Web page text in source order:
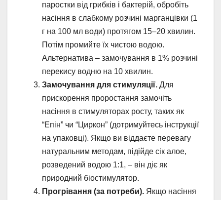
паростки від грибків і бактерій, обробіть
насіння в слабкому розчині марганцівки (1
г на 100 мл води) протягом 15–20 хвилин.
Потім промийте їх чистою водою.
Альтернатива – замочування в 1% розчині
перекису водню на 10 хвилин.
Замочування для стимуляції. Для
прискорення проростання замочіть
насіння в стимуляторах росту, таких як
“Епін” чи “Циркон” (дотримуйтесь інструкції
на упаковці). Якщо ви віддаєте перевагу
натуральним методам, підійде сік алое,
розведений водою 1:1, – він діє як
природний біостимулятор.
Прогрівання (за потреби). Якщо насіння